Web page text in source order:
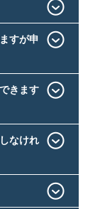
すが申
きます
なけれ